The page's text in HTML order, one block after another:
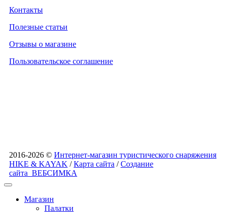
Контакты
Полезные статьи
Отзывы о магазине
Пользовательское соглашение
2016-2026 © Интернет-магазин туристического снаряжения
HIKE & KAYAK /Карта сайта /Создание
сайта ВЕБСИМКА
Магазин
Палатки